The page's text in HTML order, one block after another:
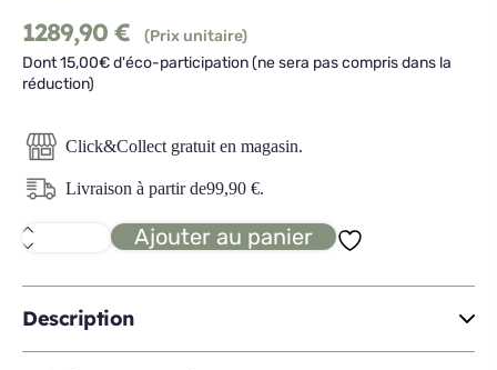
1289,90 €
(Prix unitaire)
Dont 15,00€ d'éco-participation (ne sera pas compris dans la
réduction)
Click&Collect gratuit en magasin.
Livraison à partir de99,90 €.
quantité
de
BODY
ADAPT
Matelas
hybrid
Ajouter au panier
Description